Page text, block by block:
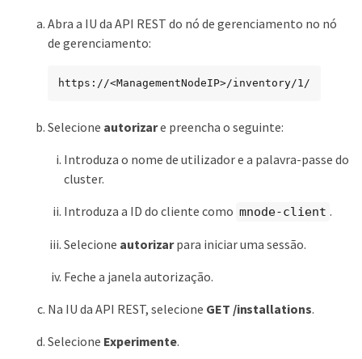
Abra a IU da API REST do nó de gerenciamento no nó
de gerenciamento:
https://<ManagementNodeIP>/inventory/1/
Selecione autorizare preencha o seguinte:
Introduza o nome de utilizador e a palavra-passe do
cluster.
Introduza a ID do cliente como mnode-client .
Selecione autorizarpara iniciar uma sessão.
Feche a janela autorização.
Na IU da API REST, selecione GET /installations.
Selecione Experimente.